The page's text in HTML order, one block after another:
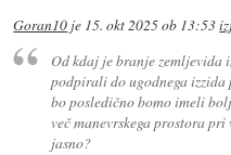
Goran10 je 15. okt 2025 ob 13:53
Od kdaj je branje zemljevida
podpirali do ugodnega izzida
bo posledično bomo imeli
več manevrskega prostora
jasno?